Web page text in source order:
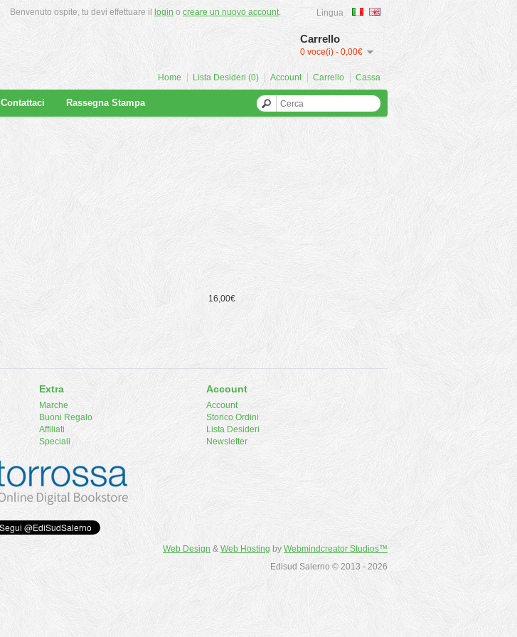
Lingua
Carrello
0 voce(i) - 0,00€
Benvenuto ospite, tu devi effettuare il login o creare un nuovo account.
Home Lista Desideri (0) Account Carrello Cassa
Contattaci Rassegna Stampa
16,00€
Extra
Marche
Buoni Regalo
Affiliati
Speciali
Account
Account
Storico Ordini
Lista Desideri
Newsletter
Web Design & Web Hosting by Webmindcreator Studios™
Edisud Salerno © 2013 - 2026